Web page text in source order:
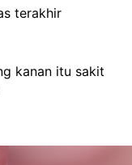
terakhir
kanan itu sakit